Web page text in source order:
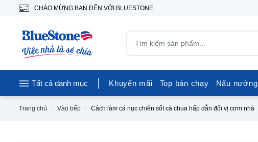
CHÀO MỪNG BẠN ĐẾN VỚI BLUESTONE
Tất cả danh mục Khuyến mãi Top bán chạy Nấu nướng
Trang chủ Vào bếp Cách làm cá nục chiên sốt cà chua hấp dẫn đổi vị cơm nhà